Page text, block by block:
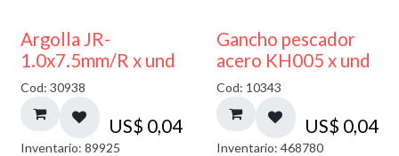
Argolla JR-
1.0x7.5mm/R x und
Cod: 30938
US$ 0,04
Inventario: 89925
Gancho pescador
acero KH005 x und
Cod: 10343
US$ 0,04
Inventario: 468780